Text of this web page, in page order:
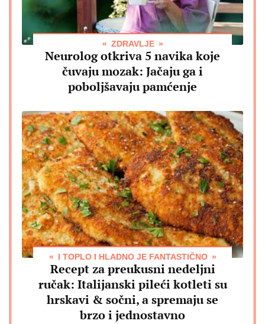
ZDRAVLJE
Neurolog otkriva 5 navika koje
čuvaju mozak: Jačaju ga i
poboljšavaju pamćenje
I TOPLO I HLADNO JE FANTASTIČNO
Recept za preukusni nedeljni
ručak: Italijanski pileći kotleti su
hrskavi & sočni, a spremaju se
brzo i jednostavno